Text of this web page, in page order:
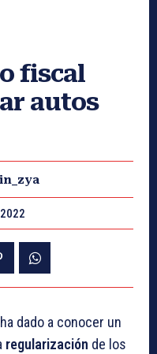
fiscal
autos
ha dado a conocer un
regularización de los